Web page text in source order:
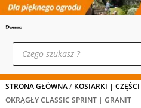
Wyszukiwarka
produktów
STRONA GŁÓWNA/ KOSIARKI | CZĘŚCI
OKRĄGŁY CLASSIC SPRINT | GRANIT